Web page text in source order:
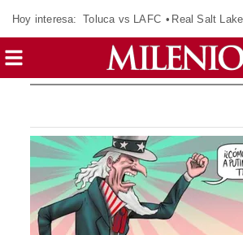
Hoy interesa: Toluca vs LAFC Real Salt